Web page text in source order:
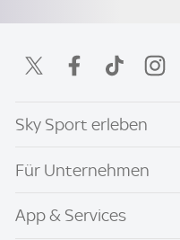
Sky Sport erleben
Für Unternehmen
App & Services